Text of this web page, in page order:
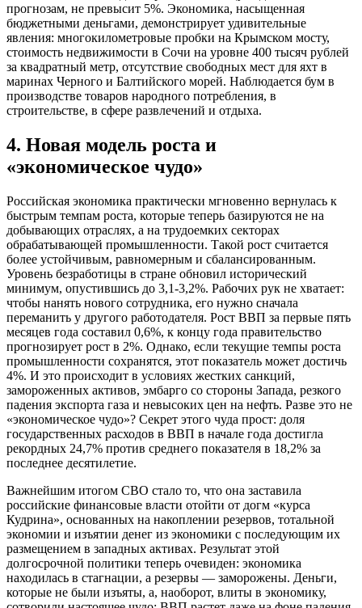
прогнозам, не превысит 5%. Экономика, насыщенная
бюджетными деньгами, демонстрирует удивительные
явления: многокилометровые пробки на Крымском мосту,
стоимость недвижимости в Сочи на уровне 400 тысяч рублей
за квадратный метр, отсутствие свободных мест для яхт в
маринах Черного и Балтийского морей. Наблюдается бум в
производстве товаров народного потребления, в
строительстве, в сфере развлечений и отдыха.
4. Новая модель роста и
«экономическое чудо»
Российская экономика практически мгновенно вернулась к
быстрым темпам роста, которые теперь базируются не на
добывающих отраслях, а на трудоемких секторах
обрабатывающей промышленности. Такой рост считается
более устойчивым, равномерным и сбалансированным.
Уровень безработицы в стране обновил исторический
минимум, опустившись до 3,1-3,2%. Рабочих рук не хватает:
чтобы нанять нового сотрудника, его нужно сначала
переманить у другого работодателя. Рост ВВП за первые пять
месяцев года составил 0,6%, к концу года правительство
прогнозирует рост в 2%. Однако, если текущие темпы роста
промышленности сохранятся, этот показатель может достичь
4%. И это происходит в условиях жестких санкций,
замороженных активов, эмбарго со стороны Запада, резкого
падения экспорта газа и невысоких цен на нефть. Разве это не
«экономическое чудо»? Секрет этого чуда прост: доля
государственных расходов в ВВП в начале года достигла
рекордных 24,7% против среднего показателя в 18,2% за
последнее десятилетие.
Важнейшим итогом СВО стало то, что она заставила
российские финансовые власти отойти от догм «курса
Кудрина», основанных на накоплении резервов, тотальной
экономии и изъятии денег из экономики с последующим их
размещением в западных активах. Результат этой
долгосрочной политики теперь очевиден: экономика
находилась в стагнации, а резервы — заморожены. Деньги,
которые не были изъяты, а, наоборот, влиты в экономику,